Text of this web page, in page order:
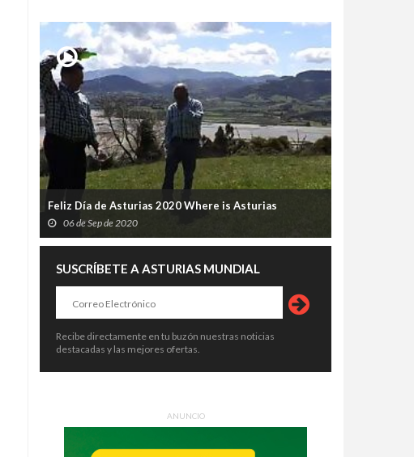
Feliz Día de Asturias 2020 Where is Asturias
06 de Sep de 2020
SUSCRÍBETE A ASTURIAS MUNDIAL
Recibe directamente en tu buzón nuestras noticias
destacadas y las mejores ofertas.
ANUNCIO